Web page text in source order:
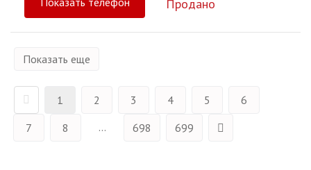
Продано
Показать еще
1 2 3 4 5
6
7
8 ... 698 699